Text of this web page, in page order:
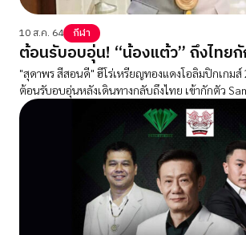
10 ส.ค. 64 กีฬา
ต้อนรับอบอุ่น! “น้องแต้ว” ถึงไทย
"สุดาพร สีสอนดี" ฮีโร่เหรียญทองแดงโอลิมปิกเกมส์
ต้อนรับอบอุ่นหลังเดินทางกลับถึงไทย เข้ากักตัว